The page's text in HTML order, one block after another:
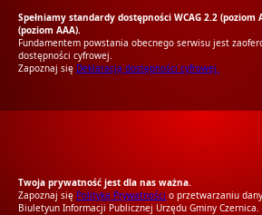
Spełniamy standardy dostępności WCAG 2.2
(poziom AAA).
Fundamentem powstania obecnego serwisu jest
dostępności cyfrowej.
Zapoznaj się Deklaracją dostępności cyfrowej.
Twoja prywatność jest dla nas ważna.
Zapoznaj się Polityką Prywatności o przetwarzaniu
Biuletyun Informacji Publicznej Urzędu Gminy Czernica.